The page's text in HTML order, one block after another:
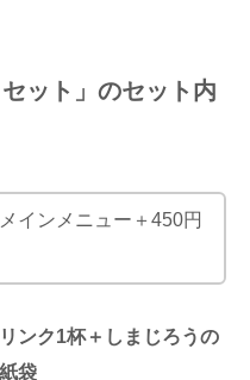
ット 」 のセット内
インメニュー＋450円
ンク1杯＋しまじろうの
袋